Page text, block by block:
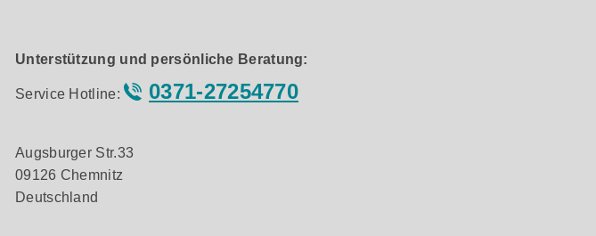
für präzise und körperhafte Stimmenwiedergabe. Die Kevlar-Tieftöner, kombiniert
Bass ohne störendes Dröhnen – die Luftführung erfolgt dabei dreiseitig
Minimierung von Resonanzen. Abgerundete Kanten verbessern die
Unterstützung und persönliche Beratung:
Service Hotline: 0371-27254770
Augsburger Str.33
09126 Chemnitz
Deutschland